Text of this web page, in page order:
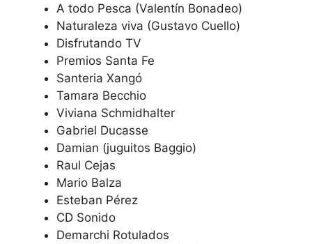
A todo Pesca (Valentín Bonadeo)
Naturaleza viva (Gustavo Cuello)
Disfrutando TV
Premios Santa Fe
Santeria Xangó
Tamara Becchio
Viviana Schmidhalter
Gabriel Ducasse
Damian (juguitos Baggio)
Raul Cejas
Mario Balza
Esteban Pérez
CD Sonido
Demarchi Rotulados